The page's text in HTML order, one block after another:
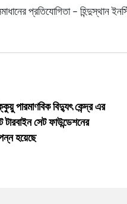
প্রতিযোগিতা – হিন্দুস্থান
পারমাণবিক বিদ্যুৎ কেন্দ্র এর
সেট ফাউন্ডেশনের
হয়েছে